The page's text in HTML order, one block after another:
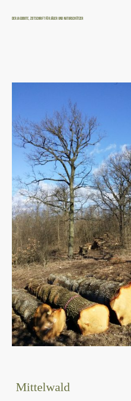
Der Jagdbote, Zeitschrift für Jäger und Naturschützer
Mittelwald